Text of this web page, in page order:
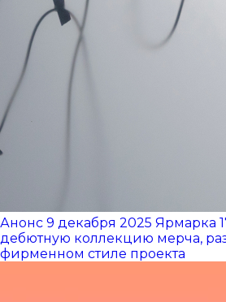
Анонс 9 декабря 2025 Ярмарка
дебютную коллекцию мерча,
фирменном стиле проекта